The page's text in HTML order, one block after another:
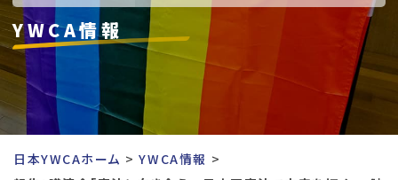
# バーチャル訪問
# 人権 # 国際協力
# 地域YWCA
# 東日本大震災被災者支援
# 若い女性のリーダーシップ
YWCA情報
日本YWCAホーム
YWCA情報